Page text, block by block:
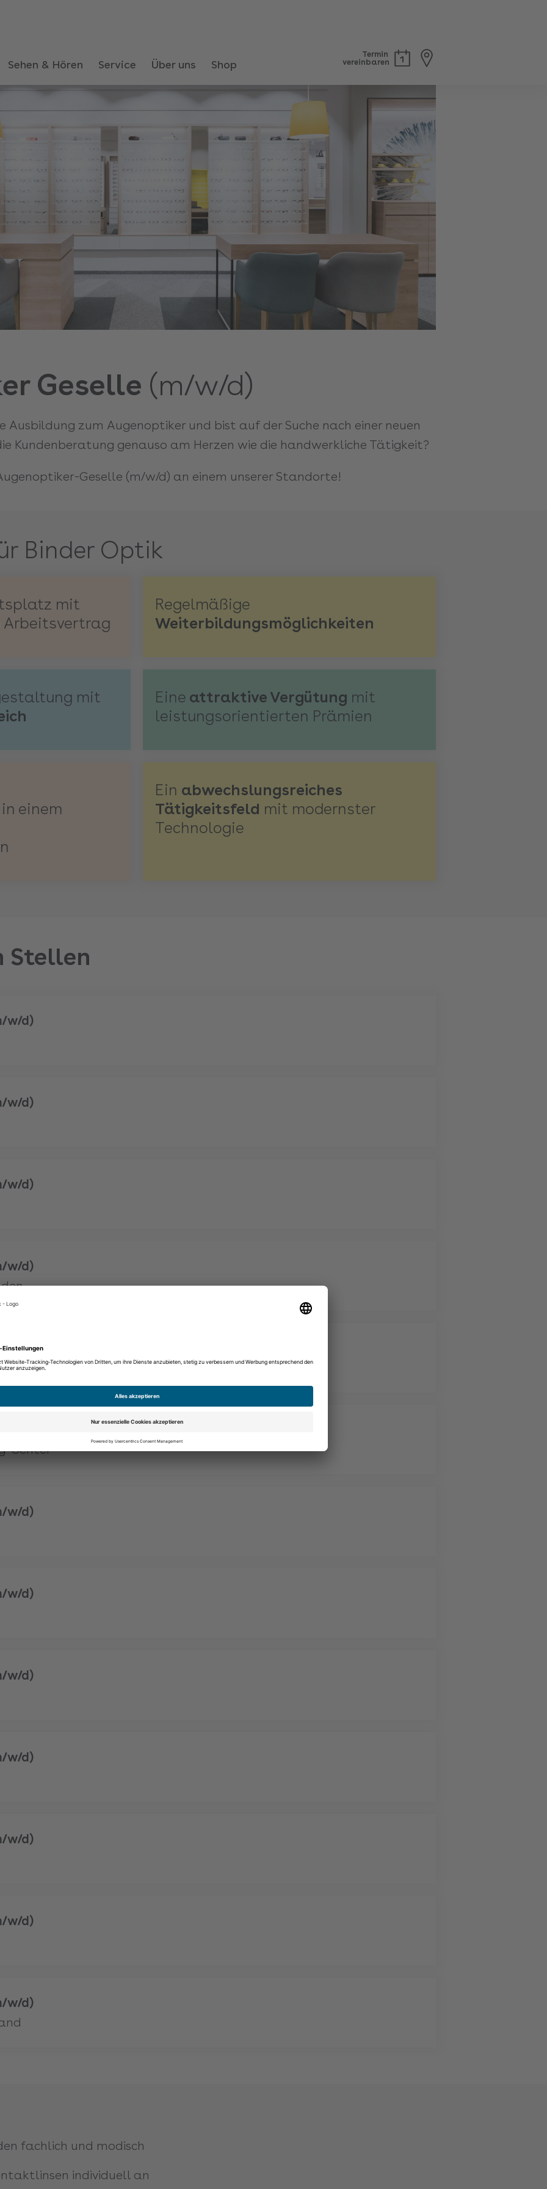
Sehen & Hören Service Über uns Shop
Termin
vereinbaren
Geselle (m/w/d)
Ausbildung zum Augenoptiker und bist auf der Suche nach einer neuen
Kundenberatung genauso am Herzen wie die handwerkliche Tätigkeit?
Geselle (m/w/d) an einem unserer Standorte!
Binder Optik
mit
Arbeitsvertrag
Regelmäßige
Weiterbildungsmöglichkeiten
Eine attraktive Vergütung mit
leistungsorientierten Prämien
mit
in einem
Ein abwechslungsreiches
Tätigkeitsfeld mit modernster
Technologie
Stellen
w/d)
w/d)
w/d)
w/d)
w/d)
d)
Center
w/d)
w/d)
w/d)
w/d)
w/d)
w/d)
w/d)
fachlich und modisch
individuell an